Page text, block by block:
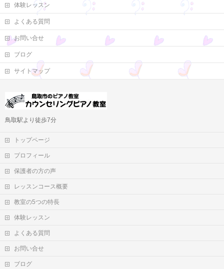
体験レッスン
よくある質問
お問い合せ
ブログ
サイトマップ
鳥取駅より徒歩7分
トップページ
プロフィール
保護者の方の声
レッスンコース概要
教室の5つの特長
体験レッスン
よくある質問
お問い合せ
ブログ